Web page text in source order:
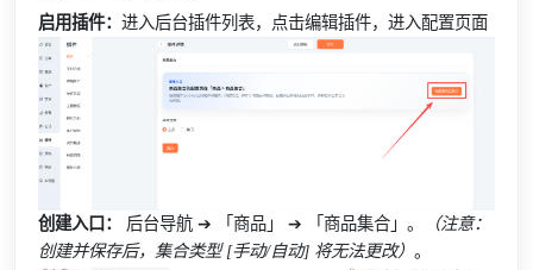
启用插件：进入后台插件列表，点击编辑插件，进入配置页面
创建入口： 后台导航 ➔ 「商品」 ➔ 「商品集合」。
（注意：
创建并保存后，集合类型 [手动/自动] 将无法更改）。